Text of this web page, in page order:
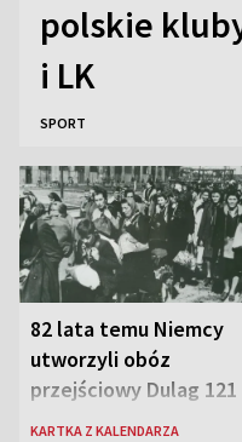
polskie
i LK
SPORT
82 lata temu Niemcy
utworzyli obóz
przejściowy Dulag 121
KARTKA Z KALENDARZA